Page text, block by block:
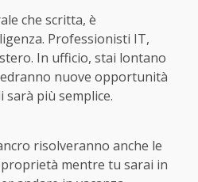
che scritta, è
Professionisti IT,
In ufficio, stai lontano
nuove opportunità
più semplice.
risolveranno anche le
mentre tu sarai in